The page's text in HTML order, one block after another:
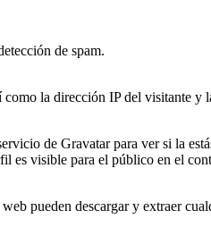
de spam.
la dirección IP del visitante y
de Gravatar para ver si la
es visible para el público en el
pueden descargar y extraer